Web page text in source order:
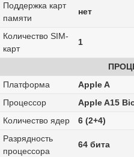
Поддержка карт
памяти
нет
Количество SIM-
карт
1
Платформа
Apple A
Процессор
Apple A15
Количество ядер
6 (2+4)
Разрядность
процессора
64 бита